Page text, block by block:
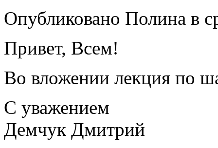
Опубликовано Полина в
Привет, Всем!
Во вложении лекция по
С уважением
Демчук Дмитрий